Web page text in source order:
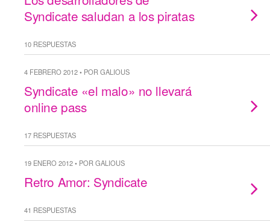
Syndicate saludan a los piratas
10 RESPUESTAS
4 FEBRERO 2012 • POR GALIOUS
Syndicate «el malo» no llevará
online pass
17 RESPUESTAS
19 ENERO 2012 • POR GALIOUS
Retro Amor: Syndicate
41 RESPUESTAS